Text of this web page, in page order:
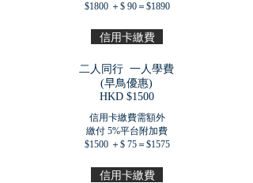
$1800 ＋$ 90＝$1890
信用卡繳費
二人同行 一人學費
(早鳥優惠)
​HKD $1500
信用卡繳費需額外
繳付 5%平台附加費
$1500 ＋$ 75＝$1575
信用卡繳費